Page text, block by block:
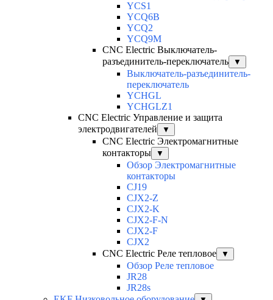
YCS1
YCQ6B
YCQ2
YCQ9M
CNC Electric Выключатель-
разъединитель-переключатель
▼
Выключатель-разъединитель-
переключатель
YCHGL
YCHGLZ1
CNC Electric Управление и защита
электродвигателей
▼
CNC Electric Электромагнитные
контакторы
▼
Обзор Электромагнитные
контакторы
CJ19
CJX2-Z
CJX2-K
CJX2-F-N
CJX2-F
CJX2
CNC Electric Реле тепловое
▼
Обзор Реле тепловое
JR28
JR28s